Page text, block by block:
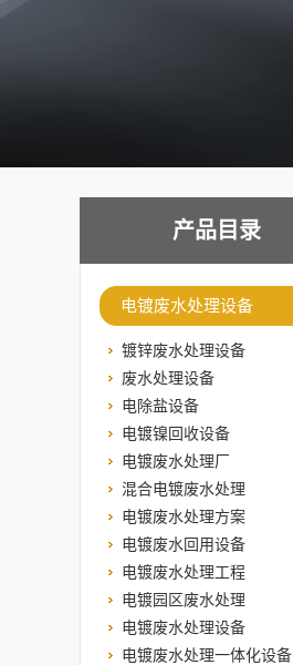
产品目录
电镀废水处理设备
镀锌废水处理设备
废水处理设备
电除盐设备
电镀镍回收设备
电镀废水处理厂
混合电镀废水处理
电镀废水处理方案
电镀废水回用设备
电镀废水处理工程
电镀园区废水处理
电镀废水处理设备
电镀废水处理一体化设备